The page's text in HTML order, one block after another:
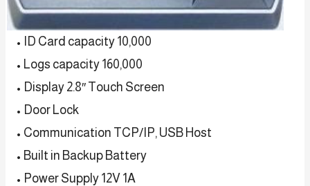
•
ID Card capacity 10,000
• Logs capacity 160,000
• Display 2.8″ Touch Screen
• Door Lock
• Communication TCP/IP, USB Host
• Built in Backup Battery
• Power Supply 12V 1A